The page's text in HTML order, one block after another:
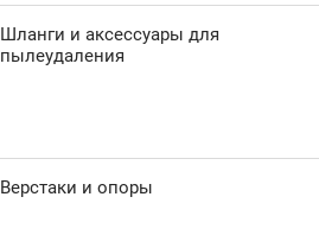
Шланги и аксессуары для
пылеудаления
Верстаки и опоры